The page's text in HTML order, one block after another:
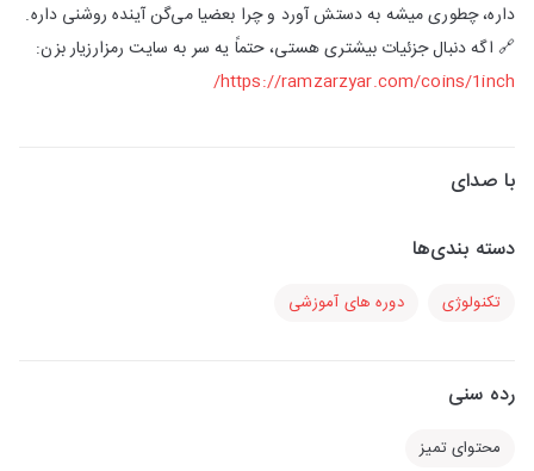
داره، چطوری میشه به دستش آورد و چرا بعضیا می‌گن آینده روشنی داره.
🔗 اگه دنبال جزئیات بیشتری هستی، حتماً یه سر به سایت رمزارزیار بزن:
https://ramzarzyar.com/coins/1inch/
با صدای
دسته بندی‌ها
تکنولوژی دوره های آموزشی
رده سنی
محتوای تمیز